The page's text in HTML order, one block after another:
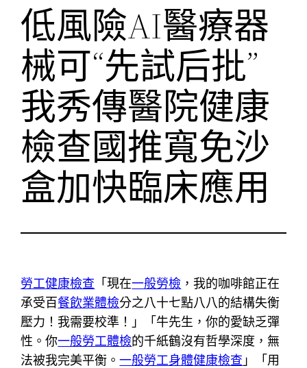
低風險AI醫療器
械可“先試后批”
我秀傳醫院健康
檢查國推寬免沙
盒加快臨床應用
勞工健康檢查 「現在一般勞檢 ，我的咖啡館正在
承受百餐飲業體檢分之八十七點八八的結構失衡
壓力！我需要校準！」「牛先生，你的愛缺乏彈
性。你一般勞工體檢的千紙鶴沒有哲學深度，無
法被我完美平衡。一般勞工身體健康檢查 」「用